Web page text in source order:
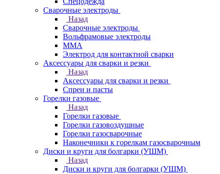
Сварочные электроды
Назад
Сварочные электроды
Вольфрамовые электроды
ММА
Электрод для контактной сварки
Аксессуары для сварки и резки
Назад
Аксессуары для сварки и резки
Спреи и пасты
Горелки газовые
Назад
Горелки газовые
Горелки газовоздушные
Горелки газосварочные
Наконечники к горелкам газосварочным
Диски и круги для болгарки (УШМ)
Назад
Диски и круги для болгарки (УШМ)